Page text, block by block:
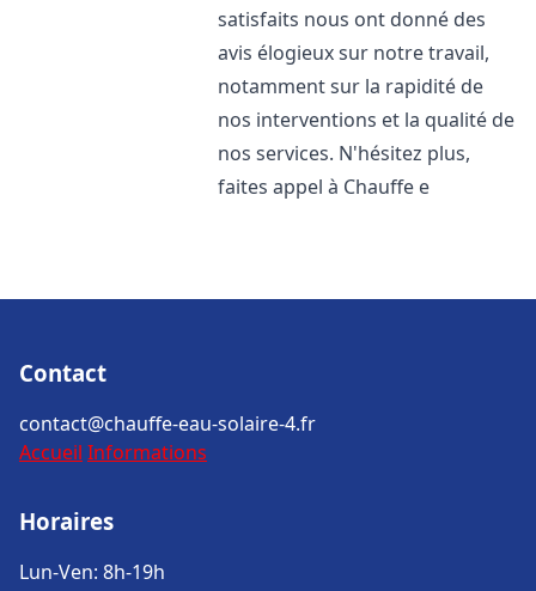
satisfaits nous ont donné des
avis élogieux sur notre travail,
notamment sur la rapidité de
nos interventions et la qualité de
nos services. N'hésitez plus,
faites appel à Chauffe e
Contact
contact@chauffe-eau-solaire-4.fr
Accueil Informations
Horaires
Lun-Ven: 8h-19h